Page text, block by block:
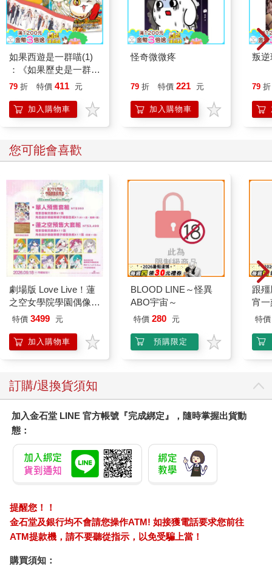
如果西遊是一群喵(1)
：《如果歷史是一群
喵》作者最新力作，附
79 折 特價 411 元
加入購物車
怪奇微微疼
79 折 特價 221 元
加入購物車
叛逆
79 折
您可能會喜歡
劇場版 Love Live！蓮
之空女學院學園偶像俱
樂部 Bloom Garden
組
特價 3499 元
加入購物車
BLOOD LINE～怪異
ABO宇宙～
特價 280 元
預購限定
跟
宵
外篇
特價
訂購/退換貨須知
加入金石堂 LINE 官方帳號『完成綁定』，隨時掌握出貨動
態：
提醒您！！
金石堂及銀行均不會請您操作ATM! 如接獲電話要求您前往
ATM提款機，請不要聽從指示，以免受騙上當！
購買須知：